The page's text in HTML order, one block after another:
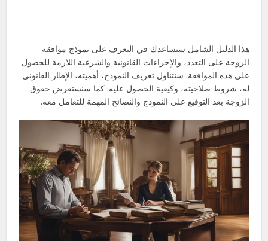
هذا الدليل الشامل سيساعدك في التعرف على نموذج موافقة
الزوجة على التعدد، والإجراءات القانونية والشرعية اللازمة للحصول
على هذه الموافقة. سنتناول تعريف النموذج، أهميته، الإطار القانوني
له، شروط صلاحيته، وكيفية الحصول عليه. كما سنستعرض حقوق
الزوجة بعد التوقيع على النموذج والنصائح المهمة للتعامل معه.